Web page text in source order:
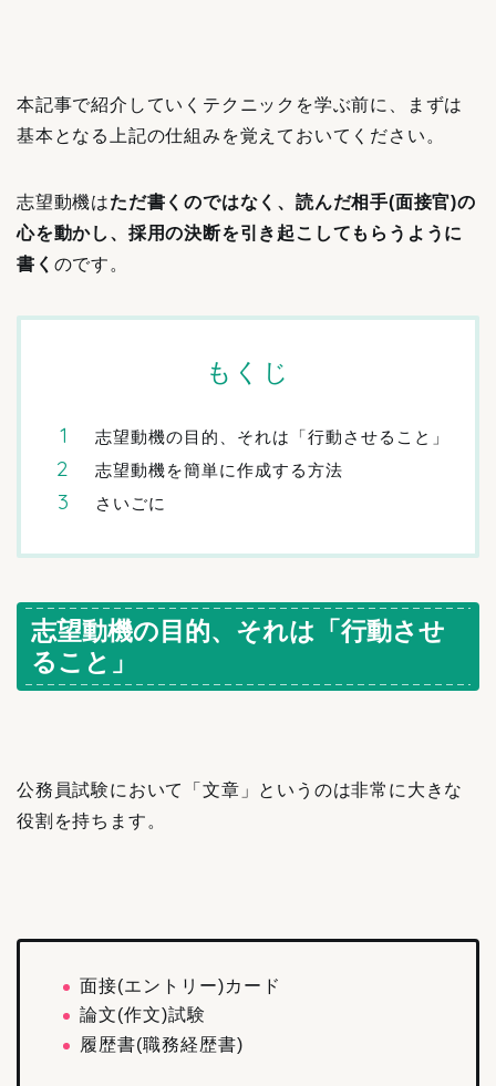
本記事で紹介していくテクニックを学ぶ前に、まずは
基本となる上記の仕組みを覚えておいてください。
志望動機はただ書くのではなく、読んだ相手(面接官)の
心を動かし、採用の決断を引き起こしてもらうように
書く のです。
もくじ
志望動機の目的、それは「行動させること」
志望動機を簡単に作成する方法
さいごに
志望動機の目的、それは「行動させ
ること」
公務員試験において「文章」というのは非常に大きな
役割を持ちます。
面接(エントリー)カード
論文(作文)試験
履歴書(職務経歴書)